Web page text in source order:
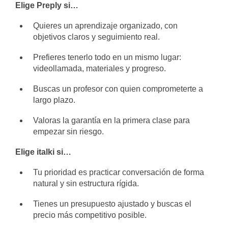
Elige Preply si…
Quieres un aprendizaje organizado, con
objetivos claros y seguimiento real.
Prefieres tenerlo todo en un mismo lugar:
videollamada, materiales y progreso.
Buscas un profesor con quien comprometerte a
largo plazo.
Valoras la garantía en la primera clase para
empezar sin riesgo.
Elige italki si…
Tu prioridad es practicar conversación de forma
natural y sin estructura rígida.
Tienes un presupuesto ajustado y buscas el
precio más competitivo posible.